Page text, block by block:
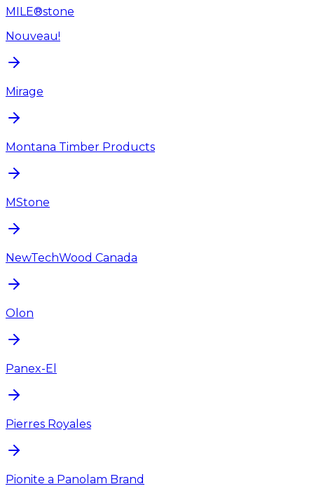
MILE®stone
Nouveau!
Mirage
Montana Timber Products
MStone
NewTechWood Canada
Olon
Panex-El
Pierres Royales
Pionite a Panolam Brand